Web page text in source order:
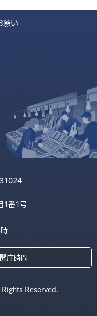
願い
1番1号
庁時間
Reserved.